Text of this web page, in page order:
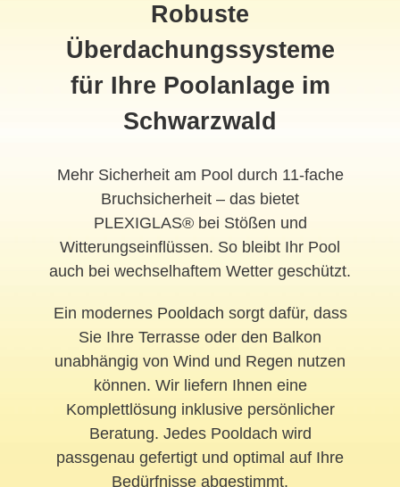
Robuste
Überdachungssysteme
für Ihre Poolanlage im
Schwarzwald
Mehr Sicherheit am Pool durch 11-fache
Bruchsicherheit – das bietet
PLEXIGLAS® bei Stößen und
Witterungseinflüssen. So bleibt Ihr Pool
auch bei wechselhaftem Wetter geschützt.
Ein modernes Pooldach sorgt dafür, dass
Sie Ihre Terrasse oder den Balkon
unabhängig von Wind und Regen nutzen
können. Wir liefern Ihnen eine
Komplettlösung inklusive persönlicher
Beratung. Jedes Pooldach wird
passgenau gefertigt und optimal auf Ihre
Bedürfnisse abgestimmt.